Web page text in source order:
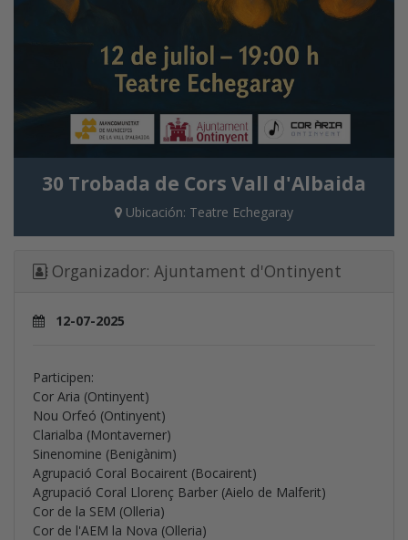
30 Trobada de Cors Vall d'Albaida
Ubicación: Teatre Echegaray
Organizador: Ajuntament d'Ontinyent
12-07-2025
Participen:
Cor Aria (Ontinyent)
Nou Orfeó (Ontinyent)
Clarialba (Montaverner)
Sinenomine (Benigànim)
Agrupació Coral Bocairent (Bocairent)
Agrupació Coral Llorenç Barber (Aielo de Malferit)
Cor de la SEM (Olleria)
Cor de l'AEM la Nova (Olleria)